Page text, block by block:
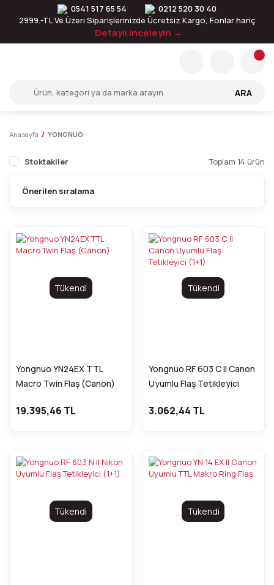
0541 517 65 54
0212 520 30 40
2999.-TL Ve Üzeri Siparişlerinizde Ücretsiz Kargo, Fonlar hariç
Detaylı inceleyin →
ARA
Anasayfa YONGNUO
Stoktakiler Toplam 14 ürün
Tükendi
Yongnuo YN24EX TTL
Macro Twin Flaş (Canon)
19.395,46 TL
Tükendi
Yongnuo RF 603 C II Canon
Uyumlu Flaş Tetikleyici
3.062,44 TL
Tükendi Tükendi